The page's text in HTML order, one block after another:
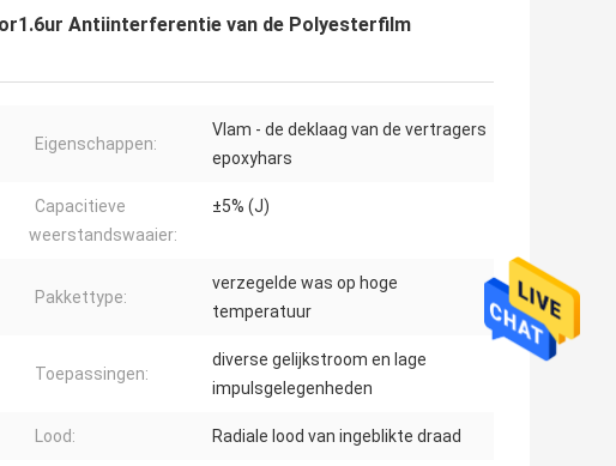
Antiinterferentie van de Polyesterfilm
Eigenschappen:
Vlam - de deklaag van de vertragers
epoxyhars
Capacitieve
weerstandswaaier:
±5% (J)
Pakkettype:
verzegelde was op hoge
temperatuur
Toepassingen:
diverse gelijkstroom en lage
impulsgelegenheden
Lood: Radiale lood van ingeblikte draad